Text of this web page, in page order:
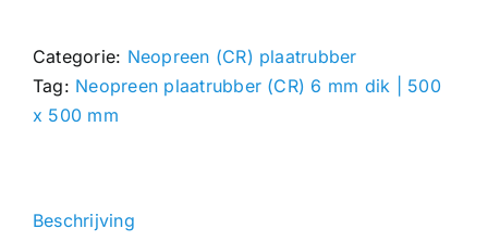
|
500
x
Categorie: Neopreen (CR) plaatrubber
Tag: Neopreen plaatrubber (CR) 6 mm dik | 500
x 500 mm
Beschrijving